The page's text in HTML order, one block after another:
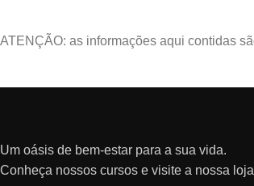
ATENÇÃO: as informações aqui contidas
Um oásis de bem-estar para a sua vida.
Conheça nossos cursos e visite a nossa